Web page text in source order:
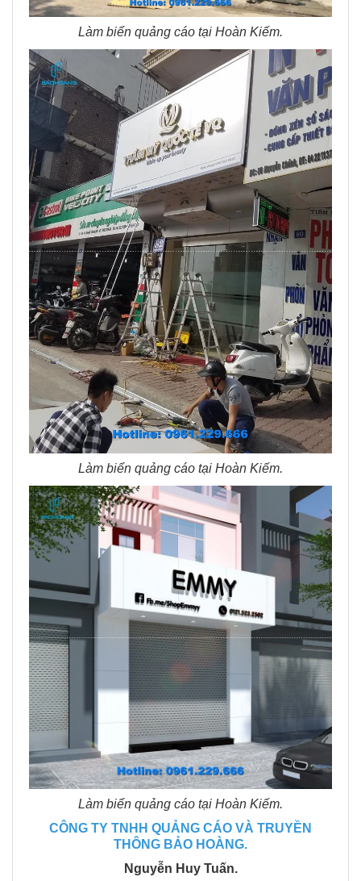
Làm biển quảng cáo tại Hoàn Kiếm.
Làm biển quảng cáo tại Hoàn Kiếm.
Làm biển quảng cáo tại Hoàn Kiếm.
CÔNG TY TNHH QUẢNG CÁO VÀ TRUYỀN
THÔNG BẢO HOÀNG.
Nguyễn Huy Tuấn.